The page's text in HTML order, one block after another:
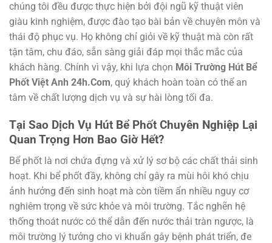
chúng tôi đều được thực hiện bởi đội ngũ kỹ thuật viên
giàu kinh nghiệm, được đào tạo bài bản về chuyên môn và
thái độ phục vụ. Họ không chỉ giỏi về kỹ thuật mà còn rất
tận tâm, chu đáo, sẵn sàng giải đáp mọi thắc mắc của
khách hàng. Chính vì vậy, khi lựa chọn Môi Trường Hút Bể
Phốt Việt Anh 24h.Com, quý khách hoàn toàn có thể an
tâm về chất lượng dịch vụ và sự hài lòng tối đa.
Tại Sao Dịch Vụ Hút Bể Phốt Chuyên Nghiệp Lại
Quan Trọng Hơn Bao Giờ Hết?
Bể phốt là nơi chứa đựng và xử lý sơ bộ các chất thải sinh
hoạt. Khi bể phốt đầy, không chỉ gây ra mùi hôi khó chịu
ảnh hưởng đến sinh hoạt mà còn tiềm ẩn nhiều nguy cơ
nghiêm trọng về sức khỏe và môi trường. Tắc nghẽn hệ
thống thoát nước có thể dẫn đến nước thải tràn ngược, là
môi trường lý tưởng cho vi khuẩn gây bệnh phát triển, đe